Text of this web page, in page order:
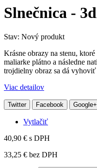
Slnečnica -
Stav: Nový produkt
Krásne obrazy na stenu,
maliarke plátno a následne
trojdielny obraz sa dá
Viac detailov
Twitter Facebook Google+
Vytlačiť
40,90 € s DPH
33,25 € bez DPH